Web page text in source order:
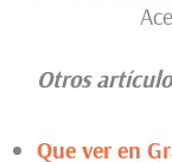
Otros
Que ver en